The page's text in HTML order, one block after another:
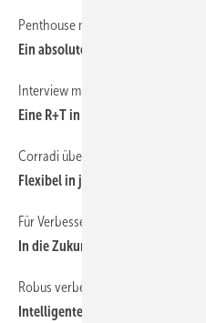
Penthouse mit atemberaubenden
Ein absoluter Blickfang
Interview mit ITRS Präsidentin
Eine R+T in anderen Dimensionen
Corradi überzeugt mit
Flexibel in jede Richtung
Für Verbesserungen ist es nie zu spät
In die Zukunft gedacht
Robus verbessert die
Intelligente Weiterentwicklung